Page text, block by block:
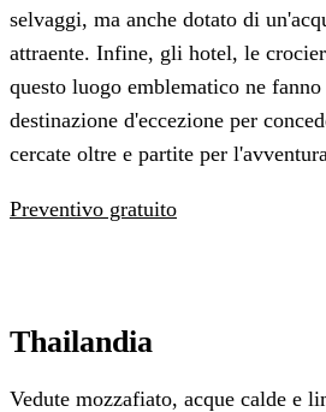
selvaggi, ma anche dotato di
attraente. Infine, gli hotel, le
questo luogo emblematico ne
destinazione d'eccezione per
cercate oltre e partite per
Preventivo gratuito
Thailandia
Vedute mozzafiato, acque calde e